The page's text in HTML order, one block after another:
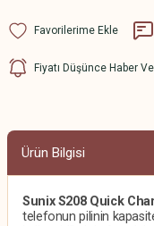
Fiyatı Düşünce Haber
Ürün Bilgisi
Sunix S208 Quick
telefonun pilinin